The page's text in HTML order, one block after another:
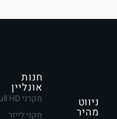
ניווט
מהיר
חנות
אונליין
מקרני Full HD
מקני לייזר